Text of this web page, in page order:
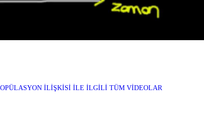
İLİŞKİSİ İLE İLGİLİ TÜM VİDEOLAR